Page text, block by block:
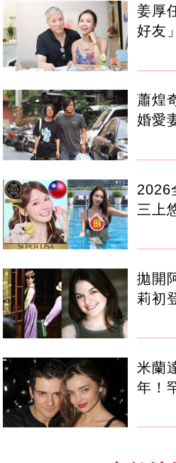
姜厚
好友
蕭煌
婚愛
2026
三上
拋開
莉初
米蘭
年！